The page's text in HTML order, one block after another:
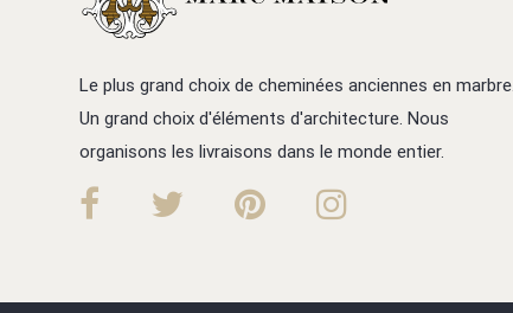
Le plus grand choix de cheminées anciennes en marbre.
Un grand choix d'éléments d'architecture. Nous
organisons les livraisons dans le monde entier.